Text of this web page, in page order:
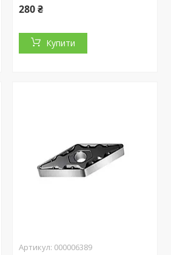
280 ₴
Купити
000006389